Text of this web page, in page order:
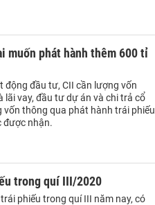
muốn phát hành thêm 600 tỉ
động đầu tư, CII cần lượng vốn
lãi vay, đầu tư dự án và chi trả cổ
vốn thông qua phát hành trái phiếu
được nhận.
trong quí III/2020
phiếu trong quí III năm nay, có